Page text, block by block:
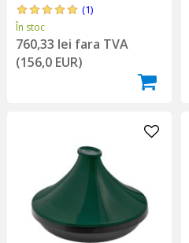
(1)
În stoc
760,33 lei fara TVA
(156,0 EUR)